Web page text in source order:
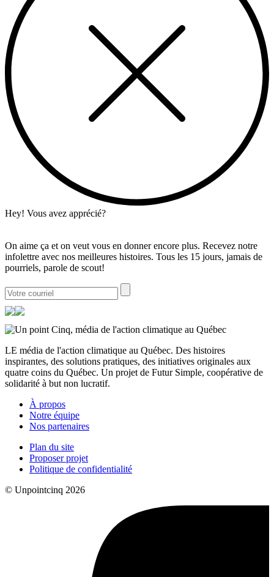
Hey! Vous avez apprécié?
On aime ça et on veut vous en donner encore plus. Recevez notre
infolettre avec nos meilleures histoires. Tous les 15 jours, jamais de
pourriels, parole de scout!
LE média de l'action climatique au Québec. Des histoires
inspirantes, des solutions pratiques, des initiatives originales aux
quatre coins du Québec. Un projet de Futur Simple, coopérative de
solidarité à but non lucratif.
À propos
Notre équipe
Nos partenaires
Plan du site
Proposer projet
Politique de confidentialité
© Unpointcinq 2026